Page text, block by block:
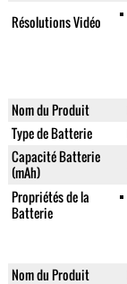
Résolutions Vidéo
Nom du Produit
Type de Batterie
Capacité Batterie
(mAh)
Propriétés de la
Batterie
Nom du Produit